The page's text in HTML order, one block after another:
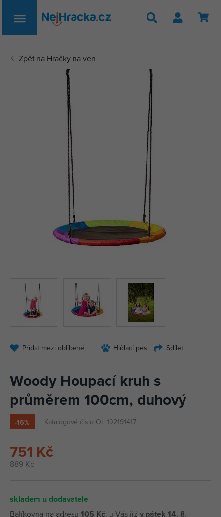
Hledat
Přidat mezi oblíbené Hlídací pes Sdílet
Woody Houpací kruh s
průměrem 100cm, duhový
-16% Katalogové číslo OL 102191417
889 Kč
751 Kč
skladem u dodavatele
Balíkovna na adresu 105 Kč, u Vás již v pátek 14. 8.